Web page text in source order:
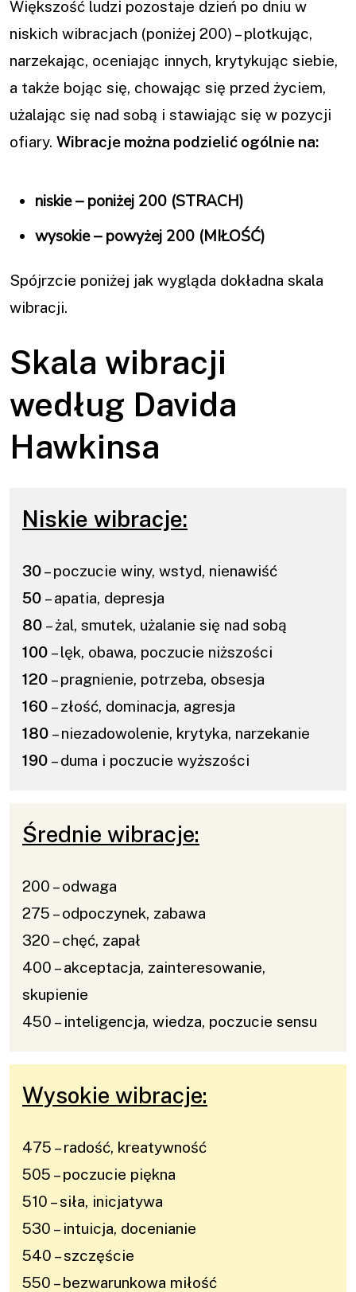
Większość ludzi pozostaje dzień po dniu w
niskich wibracjach (poniżej 200) – plotkując,
narzekając, oceniając innych, krytykując siebie,
a także bojąc się, chowając się przed życiem,
użalając się nad sobą i stawiając się w pozycji
ofiary. Wibracje można podzielić ogólnie na:
niskie – poniżej 200 (STRACH)
wysokie – powyżej 200 (MIŁOŚĆ)
Spójrzcie poniżej jak wygląda dokładna skala
wibracji.
Skala wibracji
według Davida
Hawkinsa
Niskie wibracje:
30– poczucie winy, wstyd, nienawiść
50 – apatia, depresja
80 – żal, smutek, użalanie się nad sobą
100 – lęk, obawa, poczucie niższości
120 – pragnienie, potrzeba, obsesja
160 – złość, dominacja, agresja
180 – niezadowolenie, krytyka, narzekanie
190 – duma i poczucie wyższości
Średnie wibracje:
200 – odwaga
275 – odpoczynek, zabawa
320 – chęć, zapał
400 – akceptacja, zainteresowanie,
skupienie
450 – inteligencja, wiedza, poczucie sensu
Wysokie wibracje:
475 – radość, kreatywność
505 – poczucie piękna
510 – siła, inicjatywa
530 – intuicja, docenianie
540 – szczęście
550 – bezwarunkowa miłość